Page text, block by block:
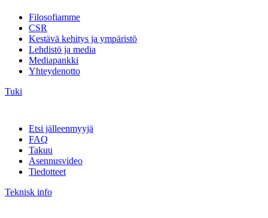
Filosofiamme
CSR
Kestävä kehitys ja ympäristö
Lehdistö ja media
Mediapankki
Yhteydenotto
Tuki
Etsi jälleenmyyjä
FAQ
Takuu
Asennusvideo
Tiedotteet
Teknisk info